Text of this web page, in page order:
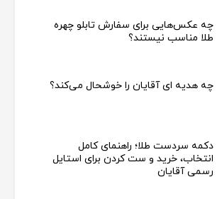
چه عکس‌هایی برای سفارش تابلو چهره
طلا مناسب نیستند؟
چه هدیه‌ ای آقایان را خوشحال می‌کند؟
دکمه سردست طلا؛ راهنمای کامل
انتخاب، خرید و ست کردن برای استایل
رسمی آقایان